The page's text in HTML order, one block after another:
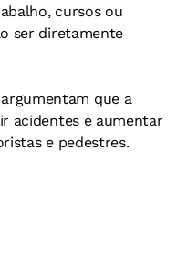
cursos ou
ser diretamente
que a
acidentes e aumentar
e pedestres.